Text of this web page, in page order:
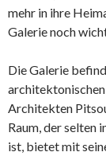
mehr in ihre
Galerie noch
Die Galerie
Architekten
Raum, der selten
ist, bietet mit